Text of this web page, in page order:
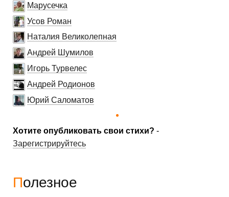
Марусечка
Усов Роман
Наталия Великолепная
Андрей Шумилов
Игорь Турвелес
Андрей Родионов
Юрий Саломатов
Хотите опубликовать свои стихи? -
Зарегистрируйтесь
Полезное